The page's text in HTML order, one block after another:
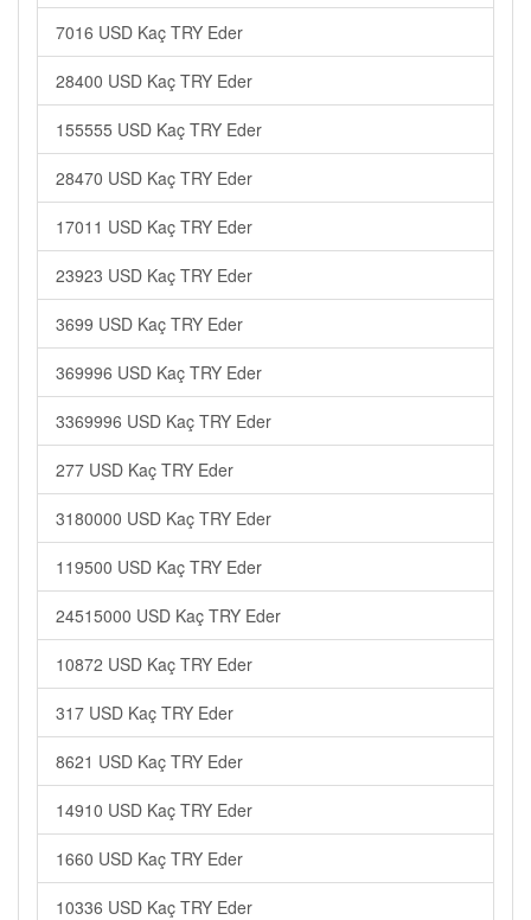
7016 USD Kaç TRY Eder
28400 USD Kaç TRY Eder
155555 USD Kaç TRY Eder
28470 USD Kaç TRY Eder
17011 USD Kaç TRY Eder
23923 USD Kaç TRY Eder
3699 USD Kaç TRY Eder
369996 USD Kaç TRY Eder
3369996 USD Kaç TRY Eder
277 USD Kaç TRY Eder
3180000 USD Kaç TRY Eder
119500 USD Kaç TRY Eder
24515000 USD Kaç TRY Eder
10872 USD Kaç TRY Eder
317 USD Kaç TRY Eder
8621 USD Kaç TRY Eder
14910 USD Kaç TRY Eder
1660 USD Kaç TRY Eder
10336 USD Kaç TRY Eder